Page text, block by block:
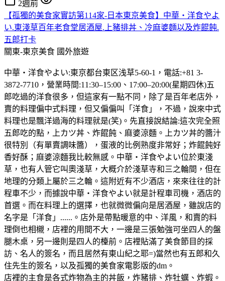
2週前
【孤獨的美食家實訪第114家-日本東京美食】中華・洋食やよ
い.東淺草百年老食堂居酒屋.上豬排丼、冷麻婆麵以及炸餛飩.
五郎打卡
關東-東京美食 國外旅遊
中華・洋食やよい:東京都台東区浅草5-60-1，電話:+81 3-
3872-7710，營業時間:11:30–15:00、17:00–20:00(星期四休)五
郎吃過的洋食很多，但這家有一點不同，除了是百年老店外，
賣的料理偏中式料理，但又偏偏叫「洋食」，不過，說來中式
料理也是飄洋過海的料理就是(笑)。先直接說結論:這次完全照
五郎吃的點，上カツ丼、炸餛飩、麻婆涼麵。上カツ丼的醬汁
很特別（有單賣調味醬），蛋液的比例熟度非常好；炸餛飩好
香好酥；麻婆涼麵我比較無感。中華・洋食やよい位於東淺
草，也有人管它叫奧淺草，大概介於淺草寺和三之輪間，但在
地理的分類上屬於三之輪。這附近有不少酒店，來來往往的計
程車不少，而據說中華・洋食やよい就是計程車司機，酒店的
首選。而在料理上的選擇，也就微微偏向是居酒屋，雖說店的
名字是「洋食」......。店外是帶點暖意的中、洋風，和賣的料
理倒也相櫬，店裡的用間不大，一邊是三張勉強可坐四人的盤
腿木桌，另一邊則是四人的檯前。店裡貼滿了美食節目的採
訪、名人的簽名，而且居然有東山紀之耶=)當然也有五郎和久
住先生的簽名，以及孤獨的美食家電影版的dm。
店裡的主食是各式炸物為主的丼飯，炸豬排、炸牡蠣、炸蝦。